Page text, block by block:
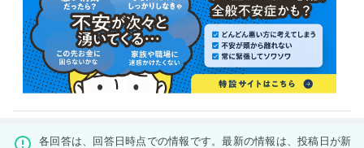
各回答は、回答日時点での情報です。最新の情報は、投稿日が新